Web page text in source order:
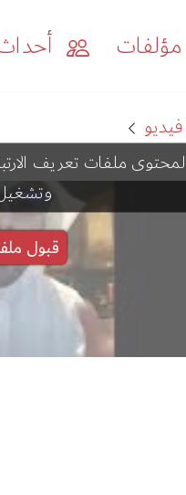
مؤلفات
فيديو
قبول